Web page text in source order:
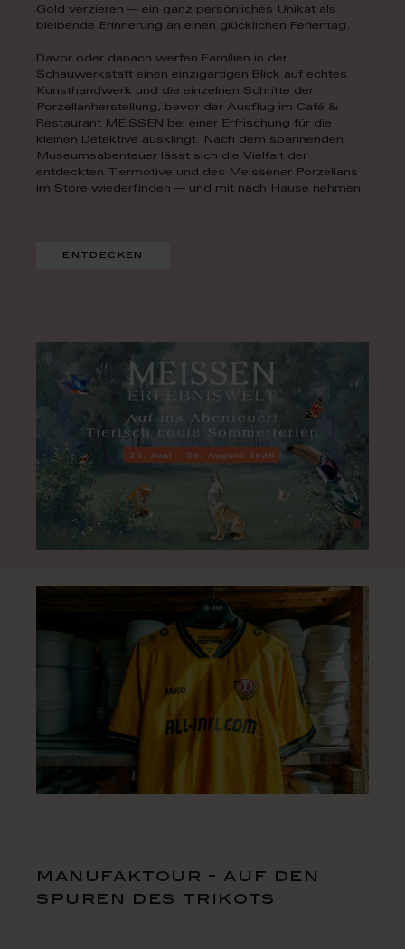
Gold verzieren — ein ganz persönliches Unikat als
bleibende Erinnerung an einen glücklichen Ferientag.
Davor oder danach werfen Familien in der
Schauwerkstatt einen einzigartigen Blick auf echtes
Kunsthandwerk und die einzelnen Schritte der
Porzellanherstellung, bevor der Ausflug im Café &
Restaurant MEISSEN bei einer Erfrischung für die
kleinen Detektive ausklingt. Nach dem spannenden
Museumsabenteuer lässt sich die Vielfalt der
entdeckten Tiermotive und des Meissener Porzellans
im Store wiederfinden — und mit nach Hause nehmen.
entdecken
manufaktour - auf den
spuren des trikots